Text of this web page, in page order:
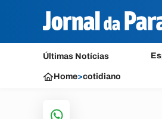
Últimas Notícias
Home>cotidiano